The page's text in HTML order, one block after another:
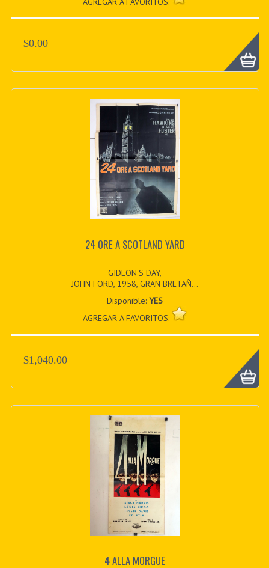
$0.00
24 ORE A SCOTLAND YARD
GIDEON'S DAY,
JOHN FORD, 1958, GRAN BRETAÑ...
Disponible:YES
AGREGAR A FAVORITOS:
$1,040.00
4 ALLA MORGUE